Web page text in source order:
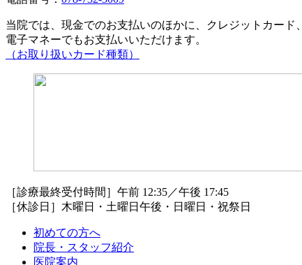
当院では、現金でのお支払いのほかに、クレジットカード、
電子マネーでもお支払いいただけます。
（お取り扱いカード種類）
［診療最終受付時間］午前 12:35／午後 17:45
［休診日］木曜日・土曜日午後・日曜日・祝祭日
初めての方へ
院長・スタッフ紹介
医院案内